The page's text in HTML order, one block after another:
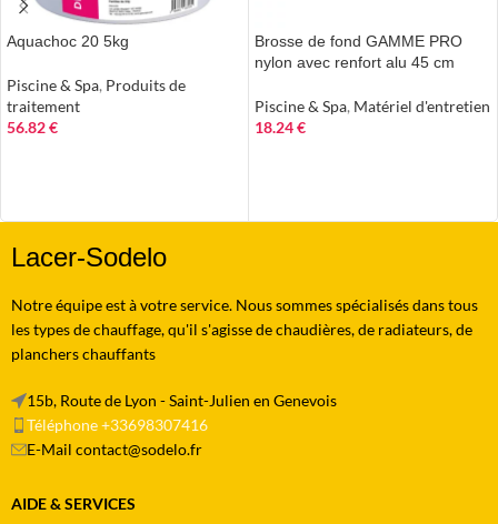
Aquachoc 20 5kg
Piscine & Spa, Produits de
traitement
56.82€
Brosse de fond GAMME PRO
nylon avec renfort alu 45 cm
Piscine & Spa, Matériel d'entretien
18.24€
Lacer-Sodelo
Notre équipe est à votre service. Nous sommes spécialisés dans tous
les types de chauffage, qu'il s'agisse de chaudières, de radiateurs, de
planchers chauffants
15b, Route de Lyon - Saint-Julien en Genevois
Téléphone +33698307416
E-Mail contact@sodelo.fr
AIDE & SERVICES